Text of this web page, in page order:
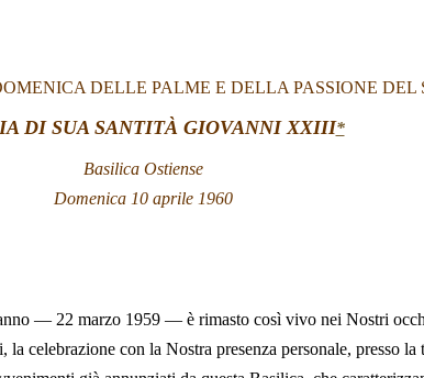
DELLE PALME E DELLA PASSIONE DEL
DI SUA SANTITÀ GIOVANNI XXIII*
Basilica Ostiense
Domenica 10 aprile 1960
— 22 marzo 1959 — è rimasto così vivo nei Nostri
celebrazione con la Nostra presenza personale, presso